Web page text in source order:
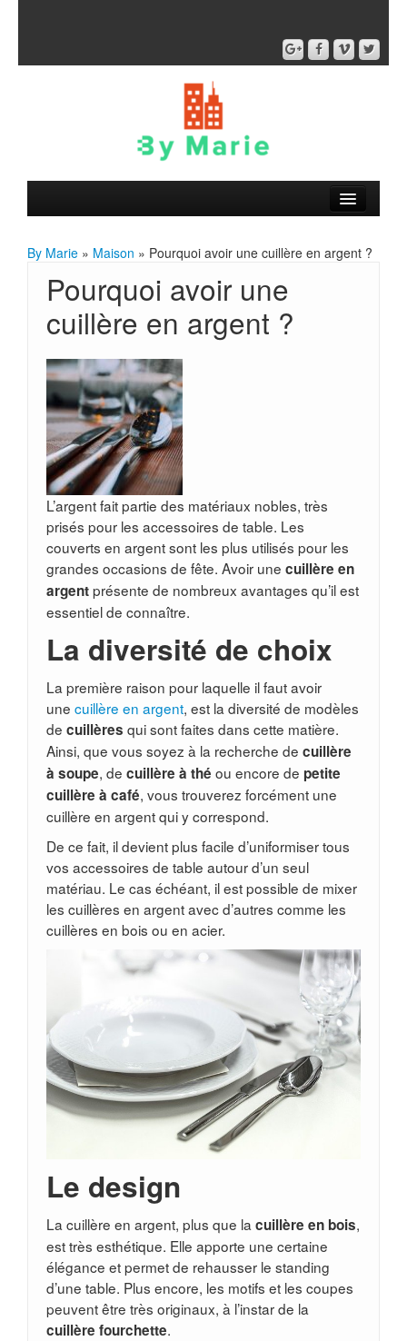
By Marie » Maison » Pourquoi avoir une cuillère en argent ?
Pourquoi avoir une
cuillère en argent ?
L’argent fait partie des matériaux nobles, très
prisés pour les accessoires de table. Les
couverts en argent sont les plus utilisés pour les
grandes occasions de fête. Avoir une cuillère en
argentprésente de nombreux avantages qu’il est
essentiel de connaître.
La diversité de choix
La première raison pour laquelle il faut avoir
une cuillère en argent, est la diversité de modèles
de cuillères qui sont faites dans cette matière.
Ainsi, que vous soyez à la recherche de cuillère
à soupe, de cuillère à thé ou encore de petite
cuillère à café, vous trouverez forcément une
cuillère en argent qui y correspond.
De ce fait, il devient plus facile d’uniformiser tous
vos accessoires de table autour d’un seul
matériau. Le cas échéant, il est possible de mixer
les cuillères en argent avec d’autres comme les
cuillères en bois ou en acier.
Le design
La cuillère en argent, plus que la cuillère en bois,
est très esthétique. Elle apporte une certaine
élégance et permet de rehausser le standing
d’une table. Plus encore, les motifs et les coupes
peuvent être très originaux, à l’instar de la
cuillère fourchette.